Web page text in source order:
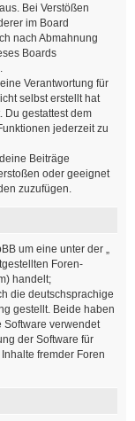
Bei Verstößen
im Board
nach Abmahnung
Boards
Verantwortung für
selbst erstellt hat
Du gestattest dem
jederzeit zu
Beiträge
oder geeignet
zuzufügen.
um eine unter der „
Foren-
handelt;
die deutschsprachige
gestellt. Beide haben
Software verwendet
der Software für
fremder Foren